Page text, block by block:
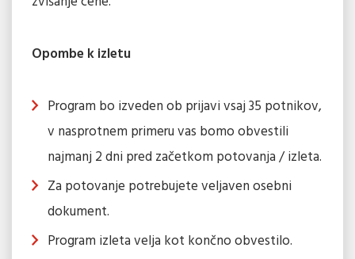
Opombe k izletu
Program bo izveden ob prijavi vsaj 35 potnikov,
v nasprotnem primeru vas bomo obvestili
najmanj 2 dni pred začetkom potovanja / izleta.
Za potovanje potrebujete veljaven osebni
dokument.
Program izleta velja kot končno obvestilo.